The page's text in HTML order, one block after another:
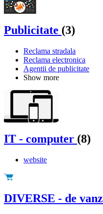
Publicitate (3)
Reclama stradala
Reclama electronica
Agentii de publicitate
Show more
IT - computer (8)
website
DIVERSE - de